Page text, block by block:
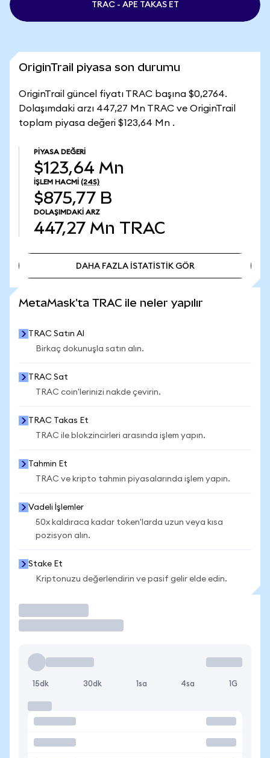
TRAC - APE TAKAS ET
OriginTrail piyasa son durumu
OriginTrail güncel fiyatı TRAC başına $0,2764.
Dolaşımdaki arzı 447,27 Mn TRAC ve OriginTrail
toplam piyasa değeri $123,64 Mn .
PIYASA DEĞERI
$123,64 Mn
İŞLEM HACMI (24S)
$875,77 B
DOLAŞIMDAKI ARZ
447,27 Mn TRAC
DAHA FAZLA İSTATİSTİK GÖR
MetaMask'ta TRAC ile neler yapılır
TRAC Satın Al
Birkaç dokunuşla satın alın.
TRAC Sat
TRAC coin'lerinizi nakde çevirin.
TRAC Takas Et
TRAC ile blokzincirleri arasında işlem yapın.
Tahmin Et
TRAC ve kripto tahmin piyasalarında işlem yapın.
Vadeli İşlemler
50x kaldıraca kadar token'larda uzun veya kısa
pozisyon alın.
Stake Et
Kriptonuzu değerlendirin ve pasif gelir elde edin.
15dk 30dk 1sa 4sa 1G